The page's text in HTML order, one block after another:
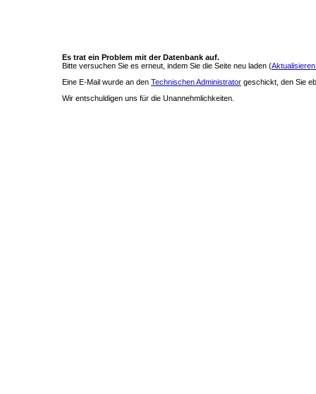
Es trat ein Problem mit der Datenbank auf.
Bitte versuchen Sie es erneut, indem Sie die Seite neu laden (
Eine E-Mail wurde an den Technischen Administrator geschickt, den Sie
Wir entschuldigen uns für die Unannehmlichkeiten.